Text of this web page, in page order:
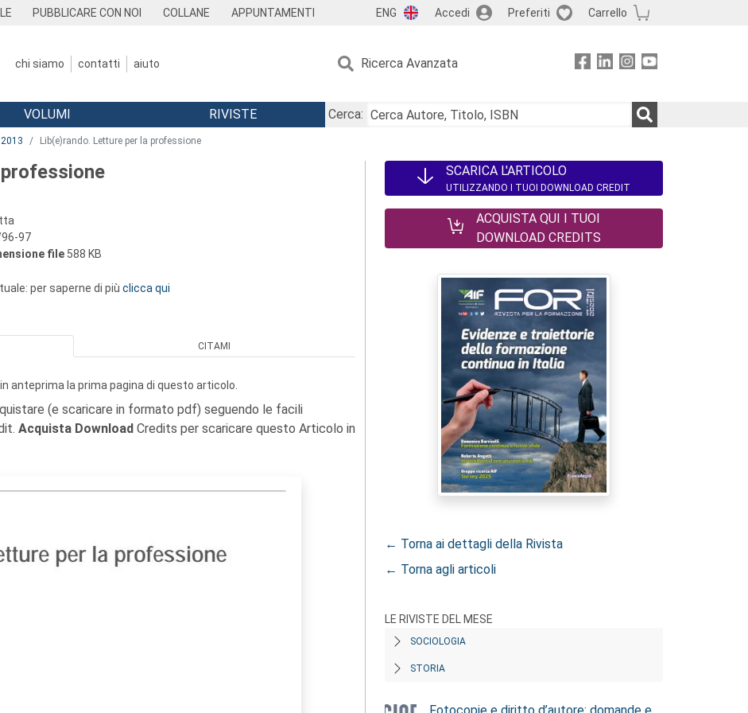
PUBBLICARE CON NOI COLLANE APPUNTAMENTI ENG Accedi Preferiti Carrello
chi siamo contatti aiuto Ricerca Avanzata
VOLUMI RIVISTE
Cerca:
2013 Lib(e)rando. Letture per la professione
97
file 588 KB
per saperne di più clicca qui
CITAMI
anteprima la prima pagina di questo articolo.
(e scaricare in formato pdf) seguendo le facili
Acquista Download Credits per scaricare questo Articolo in
SCARICA L'ARTICOLO
UTILIZZANDO I TUOI DOWNLOAD CREDIT
ACQUISTA QUI I TUOI
DOWNLOAD CREDITS
← Torna ai dettagli della Rivista
← Torna agli articoli
LE RIVISTE DEL MESE
SOCIOLOGIA
STORIA